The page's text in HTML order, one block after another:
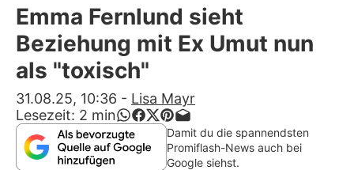
Stars
Filme & Serien
Lifestyle
Familie & Liebe
Promiflash Exklusiv
Emma Fernlund sieht
Beziehung mit Ex Umut nun
als "toxisch"
31.08.25, 10:36 - Lisa Mayr
Lesezeit: 2 min
Damit du die spannendsten
Promiflash-News auch bei
Google siehst.